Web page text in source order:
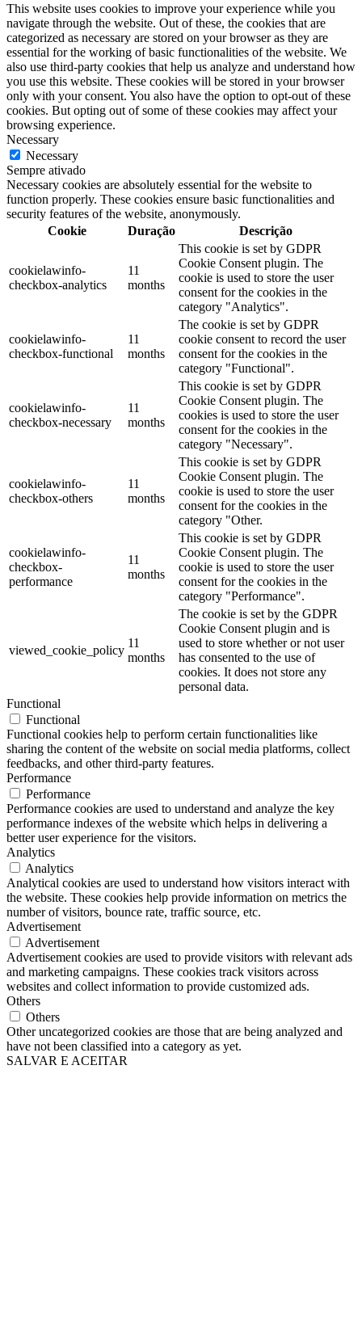
This website uses cookies to improve your experience while you
navigate through the website. Out of these, the cookies that are
categorized as necessary are stored on your browser as they are
essential for the working of basic functionalities of the website. We
also use third-party cookies that help us analyze and understand how
you use this website. These cookies will be stored in your browser
only with your consent. You also have the option to opt-out of these
cookies. But opting out of some of these cookies may affect your
browsing experience.
Necessary
Necessary
Sempre ativado
Necessary cookies are absolutely essential for the website to
function properly. These cookies ensure basic functionalities and
security features of the website, anonymously.
Cookie
Duração Descrição
cookielawinfo-
checkbox-analytics
11
months
This cookie is set by GDPR
Cookie Consent plugin. The
cookie is used to store the user
consent for the cookies in the
category "Analytics".
cookielawinfo-
checkbox-functional
11
months
The cookie is set by GDPR
cookie consent to record the user
consent for the cookies in the
category "Functional".
cookielawinfo-
checkbox-necessary
11
months
This cookie is set by GDPR
Cookie Consent plugin. The
cookies is used to store the user
consent for the cookies in the
category "Necessary".
cookielawinfo-
checkbox-others
11
months
This cookie is set by GDPR
Cookie Consent plugin. The
cookie is used to store the user
consent for the cookies in the
category "Other.
cookielawinfo-
checkbox-
performance
11
months
This cookie is set by GDPR
Cookie Consent plugin. The
cookie is used to store the user
consent for the cookies in the
category "Performance".
viewed_cookie_policy
11
months
The cookie is set by the GDPR
Cookie Consent plugin and is
used to store whether or not user
has consented to the use of
cookies. It does not store any
personal data.
Functional
Functional
Functional cookies help to perform certain functionalities like
sharing the content of the website on social media platforms, collect
feedbacks, and other third-party features.
Performance
Performance
Performance cookies are used to understand and analyze the key
performance indexes of the website which helps in delivering a
better user experience for the visitors.
Analytics
Analytics
Analytical cookies are used to understand how visitors interact with
the website. These cookies help provide information on metrics the
number of visitors, bounce rate, traffic source, etc.
Advertisement
Advertisement
Advertisement cookies are used to provide visitors with relevant ads
and marketing campaigns. These cookies track visitors across
websites and collect information to provide customized ads.
Others
Others
Other uncategorized cookies are those that are being analyzed and
have not been classified into a category as yet.
SALVAR E ACEITAR